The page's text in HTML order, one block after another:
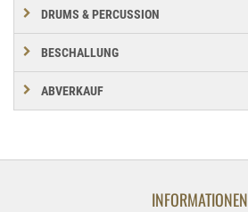
DRUMS & PERCUSSION
BESCHALLUNG
ABVERKAUF
INFORMATIONEN